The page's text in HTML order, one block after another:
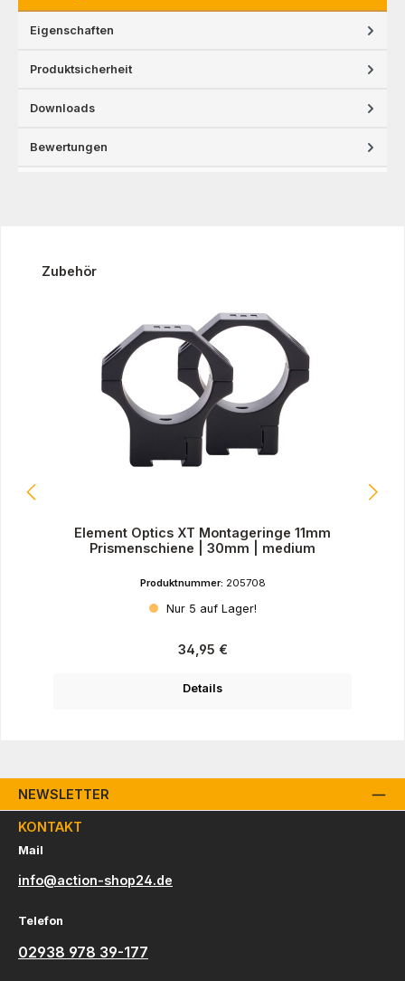
Eigenschaften
Produktsicherheit
Downloads
Bewertungen
Produktgalerie überspringen
Zubehör
Element Optics XT Montageringe 11mm
Prismenschiene | 30mm | medium
Produktnummer: 205708
Nur 5 auf Lager!
Regulärer Preis:
34,95 €
Details
NEWSLETTER
KONTAKT
Mail
info@action-shop24.de
Telefon
02938 978 39-177